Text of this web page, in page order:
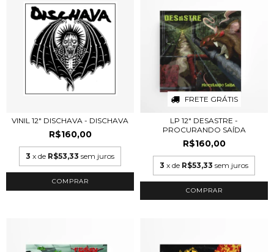
VINIL 12" DISCHAVA - DISCHAVA
R$160,00
3 x de R$53,33 sem juros
FRETE GRÁTIS
LP 12" DESASTRE -
PROCURANDO SAÍDA
R$160,00
3 x de R$53,33 sem juros